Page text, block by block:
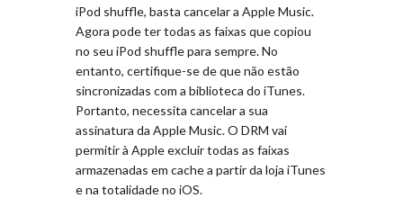
iPod shuffle, basta cancelar a Apple Music.
Agora pode ter todas as faixas que copiou
no seu iPod shuffle para sempre. No
entanto, certifique-se de que não estão
sincronizadas com a biblioteca do iTunes.
Portanto, necessita cancelar a sua
assinatura da Apple Music. O DRM vai
permitir à Apple excluir todas as faixas
armazenadas em cache a partir da loja iTunes
e na totalidade no iOS.